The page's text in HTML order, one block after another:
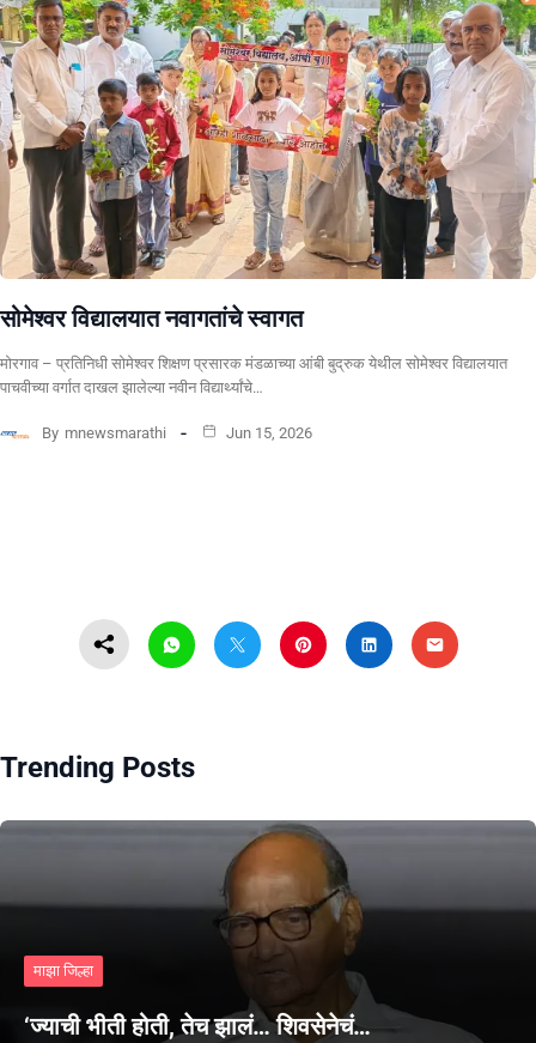
सोमेश्वर विद्यालयात नवागतांचे स्वागत
मोरगाव – प्रतिनिधी सोमेश्वर शिक्षण प्रसारक मंडळाच्या आंबी बुद्रुक येथील सोमेश्वर विद्यालयात
पाचवीच्या वर्गात दाखल झालेल्या नवीन विद्यार्थ्यांचे…
By mnewsmarathi Jun 15, 2026
Trending Posts
माझा जिल्हा
‘ज्याची भीती होती, तेच झालं… शिवसेनेचं…